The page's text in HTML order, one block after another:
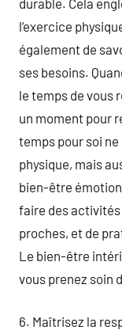
l’exercice
également de
ses besoins.
le temps de vous
un moment pour
temps pour soi
physique, mais
bien-être
faire des activités
proches, et de
Le bien-être
vous prenez soin
6. Maîtrisez la